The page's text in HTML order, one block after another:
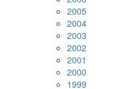
2005
2004
2003
2002
2001
2000
1999